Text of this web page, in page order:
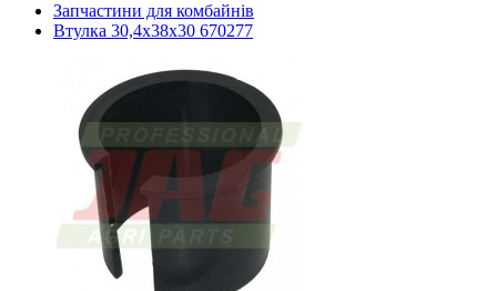
Запчастини для комбайнів
Втулка 30,4x38x30 670277